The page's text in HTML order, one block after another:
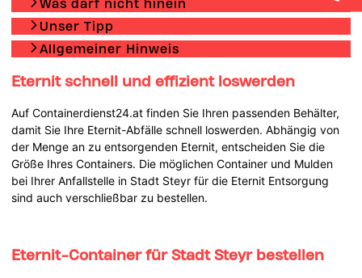
Was darf nicht hinein
Unser Tipp
Allgemeiner Hinweis
Eternit schnell und effizient loswerden
Auf Containerdienst24.at finden Sie Ihren passenden Behälter,
damit Sie Ihre Eternit-Abfälle schnell loswerden. Abhängig von
der Menge an zu entsorgenden Eternit, entscheiden Sie die
Größe Ihres Containers. Die möglichen Container und Mulden
bei Ihrer Anfallstelle in Stadt Steyr für die Eternit Entsorgung
sind auch verschließbar zu bestellen.
Eternit-Container für Stadt Steyr bestellen